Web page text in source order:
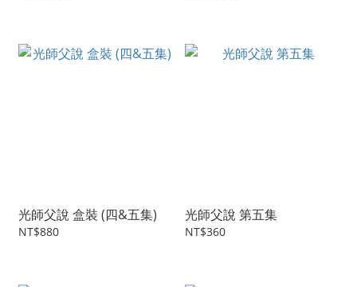
光師父說 盒裝 (四&五集)
NT$880
光師父說 第五集
NT$360